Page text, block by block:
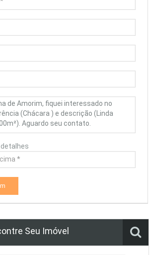
Seu Imóvel